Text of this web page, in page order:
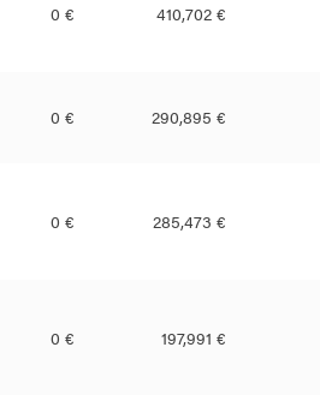
0 € 410,702 €
0 € 290,895 €
0 € 285,473 €
0 € 197,991 €